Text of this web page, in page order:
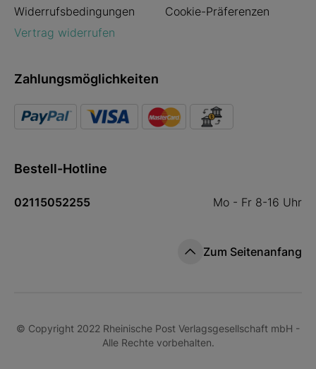
Widerrufsbedingungen
Cookie-Präferenzen
Vertrag widerrufen
Zahlungsmöglichkeiten
Bestell-Hotline
02115052255 Mo - Fr 8-16 Uhr
Zum Seitenanfang
© Copyright 2022 Rheinische Post Verlagsgesellschaft mbH -
Alle Rechte vorbehalten.